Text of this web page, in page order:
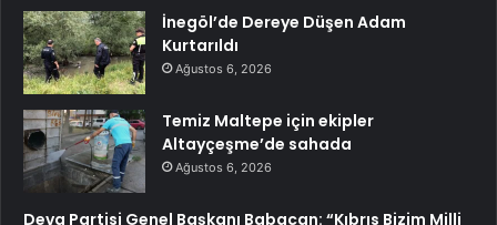
İnegöl’de Dereye Düşen Adam
Kurtarıldı
Ağustos 6, 2026
Temiz Maltepe için ekipler
Altayçeşme’de sahada
Ağustos 6, 2026
Deva Partisi Genel Başkanı Babacan: “Kıbrıs Bizim Milli